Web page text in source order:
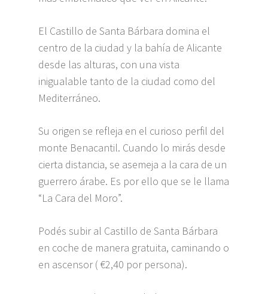
El Castillo de Santa Bárbara domina el
centro de la ciudad y la bahía de Alicante
desde las alturas, con una vista
inigualable tanto de la ciudad como del
Mediterráneo.
Su origen se refleja en el curioso perfil del
monte Benacantil. Cuando lo mirás desde
cierta distancia, se asemeja a la cara de un
guerrero árabe. Es por ello que se le llama
“La Cara del Moro”.
Podés subir al Castillo de Santa Bárbara
en coche de manera gratuita, caminando o
en ascensor ( €2,40 por persona).